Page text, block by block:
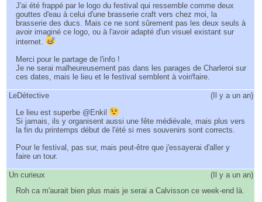
J'ai été frappé par le logo du festival qui ressemble comme deux
gouttes d'eau à celui d'une brasserie craft vers chez moi, la
brasserie des ducs. Mais ce ne sont sûrement pas les deux seuls à
avoir imaginé ce logo, ou à l'avoir adapté d'un visuel existant sur
internet.
Merci pour le partage de l'info !
Je ne serai malheureusement pas dans les parages de Charleroi sur
ces dates, mais le lieu et le festival semblent à voir/faire.
LeDétective ( Il y a un an)
Le lieu est superbe @Enkil
Si jamais, ils y organisent aussi une fête médiévale, mais plus vers
la fin du printemps début de l'été si mes souvenirs sont corrects.
Pour le festival, pas sur, mais peut-être que j'essayerai d'aller y
faire un tour.
Un curieux ( Il y a un an)
Roh ca m'aurait bien plus mais je serai a Calvisson ce week-end là.